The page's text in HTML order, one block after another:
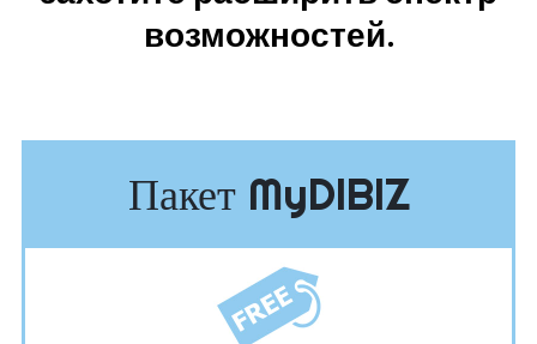
возможностей.
Пакет MyDIBIZ